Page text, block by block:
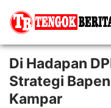
Di Hadapan
Strategi
Kampar